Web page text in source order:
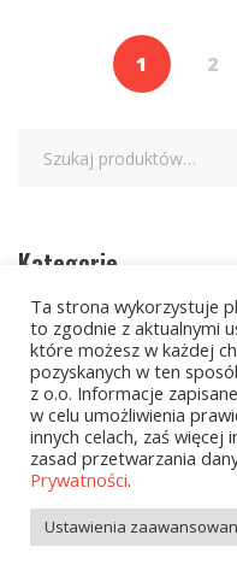
1 2
Kategorie
zobacz wszystkie
Kolekcje Biedronka -
Wielcy Humaniści –
Kolekcje Biedronka -
Kolekcje Biedronka
Ta strona wykorzystuje
to zgodnie z aktualnymi
które możesz w każdej
pozyskanych w ten
z o.o. Informacje
w celu umożliwienia
innych celach, zaś
zasad przetwarzania
Prywatności.
Ustawienia